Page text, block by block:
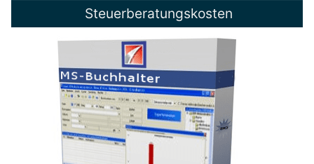
Steuerberatungskosten